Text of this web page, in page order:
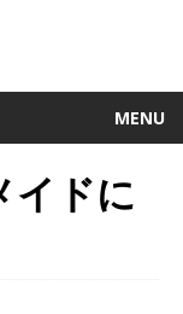
MENU
イドに